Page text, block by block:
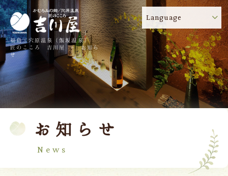
福島・穴原温泉（飯坂温泉）
匠のこころ 吉川屋 - お知ら
せ
Language
お知らせ
News
! 吉川屋のコロナウイルス感染症対策について
TOP 吉川屋について
温泉 客室
料理
館内